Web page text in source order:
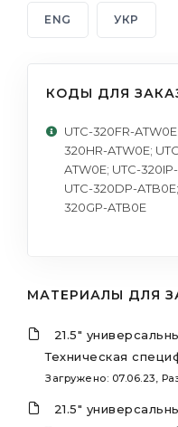
ENG УКР
КОДЫ ДЛЯ
UTC-320FR-
320HR-ATW0E;
ATW0E; UTC-
UTC-320DP-
320GP-ATB0E
МАТЕРИАЛЫ ДЛЯ
21.5"
Техническая
Загружено: 07.06.23,
21.5"